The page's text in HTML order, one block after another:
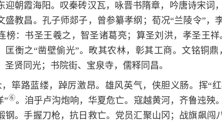
迎朝霞海阳。叹秦砖汉瓦，咏晋书隋章，吟唐诗宋词
盛教昌。孔子师郯子，曾参纂孝纲；荀况“兰陵令”
榜：书圣王羲之，智圣诸葛亮；算圣刘洪，孝圣王
匡衡之“凿壁偷光”。畋其农林，彰其工商。文铭铜
圣贤同光；书院街、宝泉寺，儒释同昌。
筚路蓝缕，踔厉激昂。雄风英气，侠胆义肠。挥“
”⑥。洎乎卢沟炮响，华夏危亡。寇越黄河，齐鲁迍殃
钢。手握刀枪，抗日救亡。党员汇聚山冈；战旗飙闯